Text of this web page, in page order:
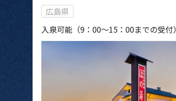
広島県
入泉可能（9：00～15：00までの受付）